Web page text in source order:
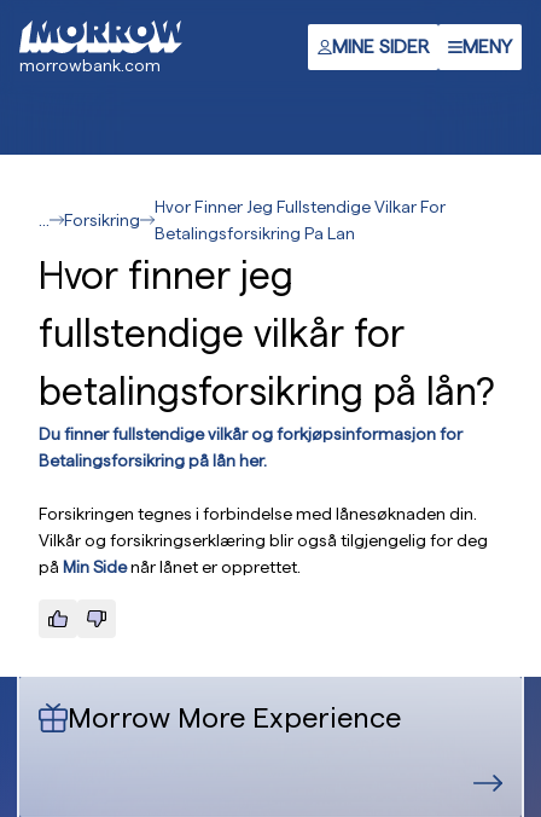
hovedinnhold
morrowbank.com
MINE SIDER MENY
Forsikring
Hvor Finner Jeg Fullstendige Vilkar For
Betalingsforsikring Pa Lan
Hvor finner jeg
fullstendige vilkår for
betalingsforsikring på lån?
Du finner fullstendige vilkår og forkjøpsinformasjon for
Betalingsforsikring på lån her.
Forsikringen tegnes i forbindelse med lånesøknaden din.
Vilkår og forsikringserklæring blir også tilgjengelig for deg
på Min Sidenår lånet er opprettet.
Morrow More Experience